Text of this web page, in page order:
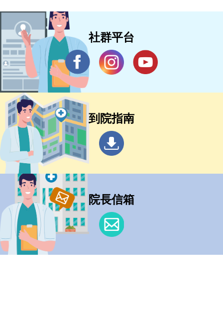
社群平台
到院指南
院長信箱